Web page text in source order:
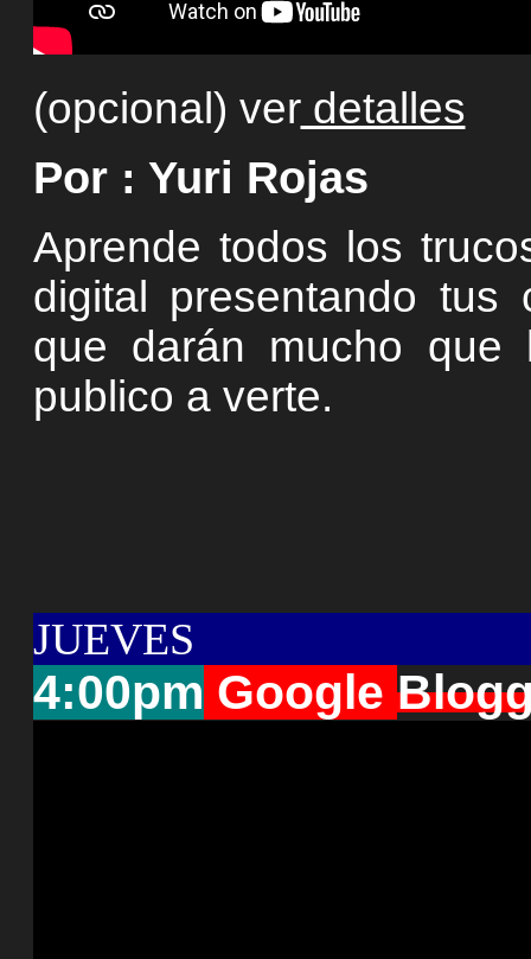
(opcional) verdetalles
Por : Yuri Rojas
Aprende todos los
digital presentando
que darán mucho que
publico a verte.
JUEVES
4:00pm Google